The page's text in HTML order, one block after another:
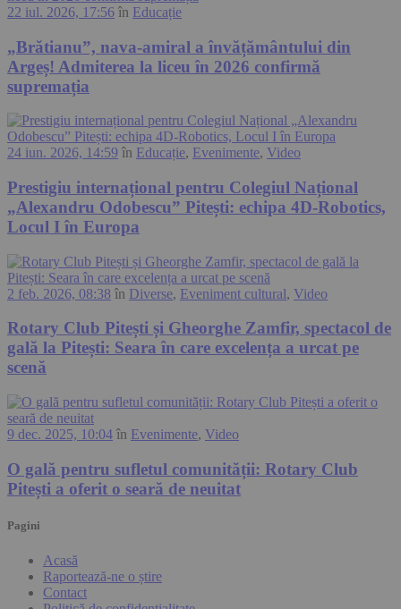
22 iul. 2026, 17:56 în Educație
„Brătianu”, nava-amiral a învățământului din
Argeș! Admiterea la liceu în 2026 confirmă
supremația
24 iun. 2026, 14:59 în Educație, Evenimente, Video
Prestigiu internațional pentru Colegiul Național
„Alexandru Odobescu” Pitești: echipa 4D-Robotics,
Locul I în Europa
2 feb. 2026, 08:38 în Diverse, Eveniment cultural, Video
Rotary Club Pitești și Gheorghe Zamfir, spectacol de
gală la Pitești: Seara în care excelența a urcat pe
scenă
9 dec. 2025, 10:04 în Evenimente, Video
O gală pentru sufletul comunității: Rotary Club
Pitești a oferit o seară de neuitat
Pagini
Acasă
Raportează-ne o știre
Contact